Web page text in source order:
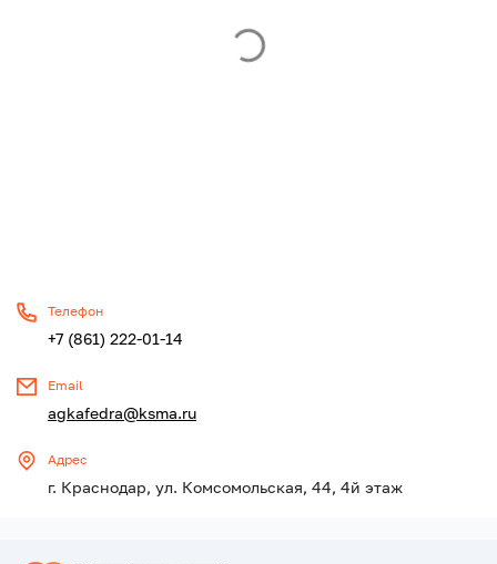
Телефон
+7 (861) 222-01-14
Email
agkafedra@ksma.ru
Адрес
г. Краснодар, ул. Комсомольская, 44, 4й этаж